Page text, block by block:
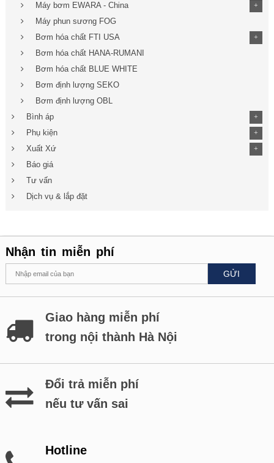
Máy bơm EWARA - China +
Máy phun sương FOG
Bơm hóa chất FTI USA
+
Bơm hóa chất HANA-RUMANI
Bơm hóa chất BLUE WHITE
Bơm định lượng SEKO
Bơm định lượng OBL
Bình áp
+
Phụ kiện +
Xuất Xứ +
Báo giá
Tư vấn
Dịch vụ & lắp đặt
Nhận tin miễn phí
GỬI
Giao hàng miễn phí
trong nội thành Hà Nội
Đổi trả miễn phí
nếu tư vấn sai
Hotline